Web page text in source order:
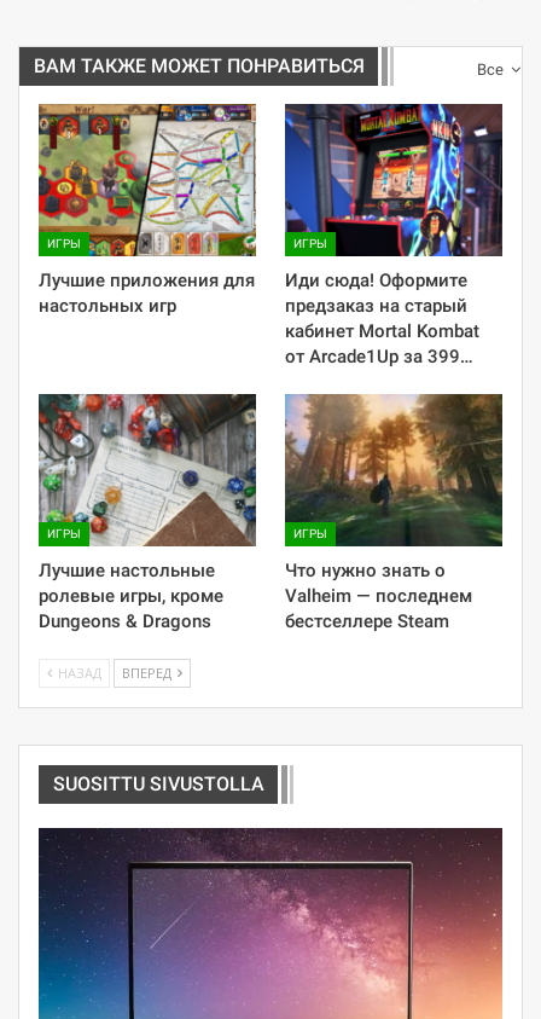
Все
ВАМ ТАКЖЕ МОЖЕТ ПОНРАВИТЬСЯ
ИГРЫ
Лучшие приложения для
настольных игр
ИГРЫ
Иди сюда! Оформите
предзаказ на старый
кабинет Mortal Kombat
от Arcade1Up за 399…
ИГРЫ
Лучшие настольные
ролевые игры, кроме
Dungeons & Dragons
ИГРЫ
Что нужно знать о
Valheim — последнем
бестселлере Steam
НАЗАД ВПЕРЕД
SUOSITTU SIVUSTOLLA